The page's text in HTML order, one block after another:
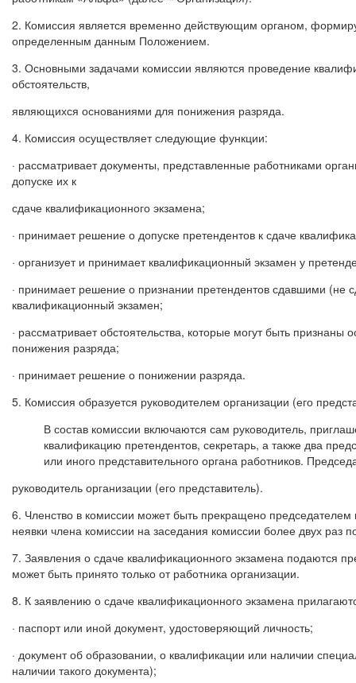
2. Комиссия является временно действующим органом,
определенным данным Положением.
3. Основными задачами комиссии являются проведение
обстоятельств,
являющихся основаниями для понижения разряда.
4. Комиссия осуществляет следующие функции:
· рассматривает документы, представленные работниками
допуске их к
сдаче квалификационного экзамена;
· принимает решение о допуске претендентов к сдаче
· организует и принимает квалификационный экзамен у
· принимает решение о признании претендентов сдавшими (не
квалификационный экзамен;
· рассматривает обстоятельства, которые могут быть признаны
понижения разряда;
· принимает решение о понижении разряда.
5. Комиссия образуется руководителем организации (его
В состав комиссии включаются сам руководитель,
квалификацию претендентов, секретарь, а также два
или иного представительного органа работников.
руководитель организации (его представитель).
6. Членство в комиссии может быть прекращено председателем
неявки члена комиссии на заседания комиссии более двух раз
7. Заявления о сдаче квалификационного экзамена подаются
может быть принято только от работника организации.
8. К заявлению о сдаче квалификационного экзамена
· паспорт или иной документ, удостоверяющий личность;
· документ об образовании, о квалификации или наличии
наличии такого документа);